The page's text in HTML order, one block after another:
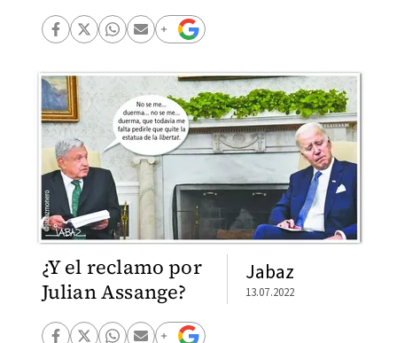
¿Y el reclamo por
Julian Assange?
Jabaz
13.07.2022